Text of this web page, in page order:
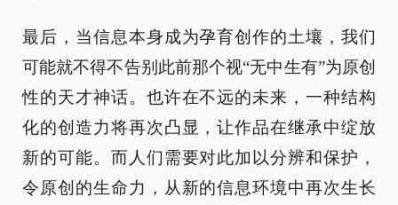
最后，当信息本身成为孕育创作的土壤，我们
可能就不得不告别此前那个视“无中生有”为原创
性的天才神话。也许在不远的未来，一种结构
化的创造力将再次凸显，让作品在继承中绽放
新的可能。而人们需要对此加以分辨和保护，
令原创的生命力，从新的信息环境中再次生长